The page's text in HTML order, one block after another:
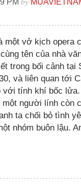
PM
một vở kịch opera
tên của nhà
trong bối cảnh tại
và liên quan tới
với tính khí bốc
người lính còn
ta chối bỏ tình
nhóm buôn lậu.